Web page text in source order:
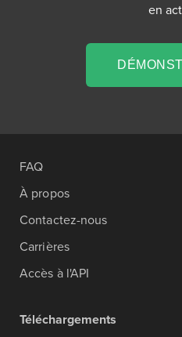
en
FAQ
À propos
Contactez-nous
Carrières
Accès à l'API
Téléchargements